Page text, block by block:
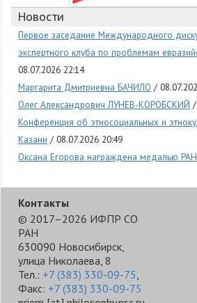
Новости
Первое заседание Международного
экспертного клуба по проблемам
08.07.2026 22:14
Маргарита Дмитриевна БАЧИЛО
Олег Александрович ЛУНЕВ-КОРОБСКИЙ
Конференция об этносоциальных и
Казани
08.07.2026 20:49
Оксана Егорова награждена медалью РАН
Контакты
© 2017–2026 ИФПР СО
РАН
630090 Новосибирск,
улица Николаева, 8
Тел.: +7 (383) 330-09-75,
Факс: +7 (383) 330-09-75